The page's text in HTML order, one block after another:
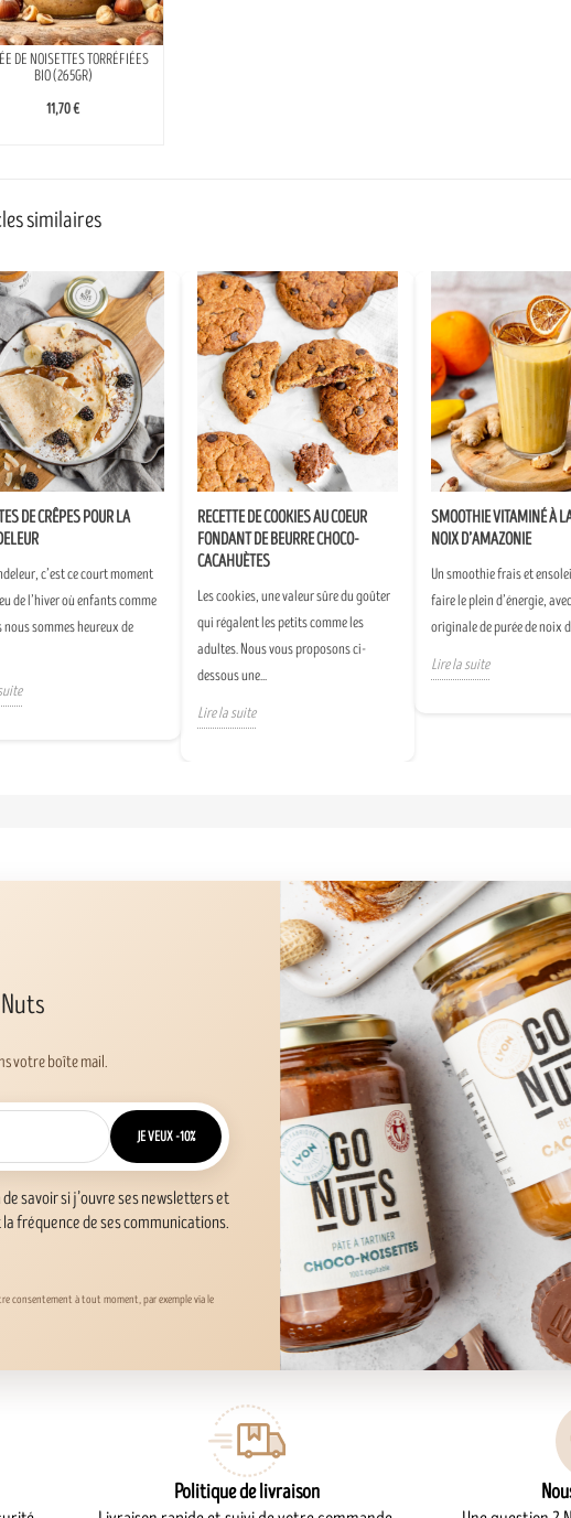
DE NOISETTES TORRÉFIÉES
BIO (265GR)
11,70 €
similaires
DE CRÊPES POUR LA
c’est ce court moment
de l’hiver où enfants comme
sommes heureux de
RECETTE DE COOKIES AU COEUR
FONDANT DE BEURRE CHOCO-
CACAHUÈTES
Les cookies, une valeur sûre du goûter
qui régalent les petits comme les
adultes. Nous vous proposons ci-
dessous une...
Lire la suite
SMOOTHIE VITAMINÉ À
NOIX D’AMAZONIE
Un smoothie frais et
faire le plein d’énergie,
originale de purée de noix
Lire la suite
votre boîte mail.
JE VEUX -10%
savoir si j’ouvre ses newsletters et
fréquence de ses communications.
consentement à tout moment, par exemple via le
Politique de livraison